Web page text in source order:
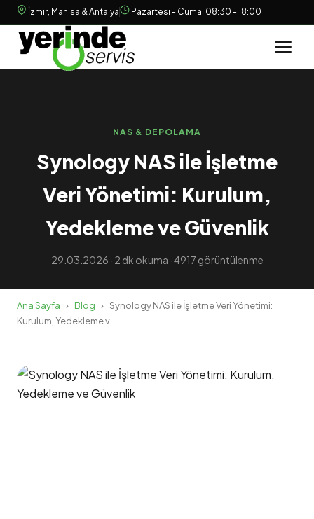
İzmir, Manisa & Antalya Pazartesi - Cuma: 08:30 - 18:00
NAS & DEPOLAMA
Synology NAS ile İşletme
Veri Yönetimi: Kurulum,
Yedekleme ve Güvenlik
29.03.2026 · 2 dk okuma · 4917 görüntülenme
Ana Sayfa › Blog › Synology NAS ile İşletme Veri Yönetimi:
Kurulum, Yedekleme v...